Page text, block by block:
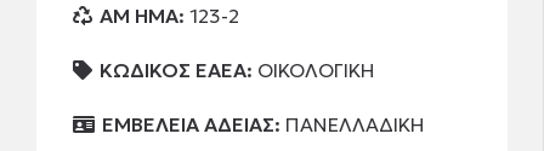
AM HMA:123-2
ΚΩΔΙΚΟΣ ΕΑΕΑ: ΟΙΚΟΛΟΓΙΚΗ
ΕΜΒΕΛΕΙΑ ΑΔΕΙΑΣ: ΠΑΝΕΛΛΑΔΙΚΗ